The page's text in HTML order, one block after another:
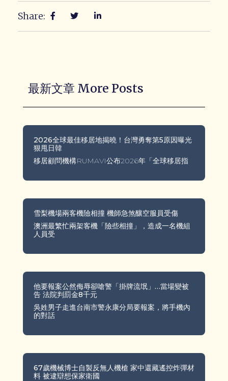
Share:
最新文章 More Posts
2026全球最佳移居地揭曉！台灣勇奪第5原因曝光
狠甩日韓
移居顧問機構RUMAVI公布2026年「全球移居指
雪梨機場兩客機險相撞 機師急煞釀空服員受傷
澳洲最繁忙兩架客機「險些相撞」，造成一名機組
人員受
他要報案公然侮辱卻嗆警「掛牌流氓」…當場變被
告 法院判罰金8千元
吳姓男子走進台南市警永康分局要報案，將手機內
的對話
67歲機械博士自製反無人機槍 家中還藏遙控炸彈材
料 被逮辯想保家衛國